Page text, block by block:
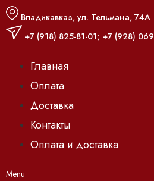
Владикавказ, ул. Тельмана, 74А
+7 (918) 825-81-01; +7 (928)
Главная
Оплата
Доставка
Контакты
Оплата и доставка
Menu